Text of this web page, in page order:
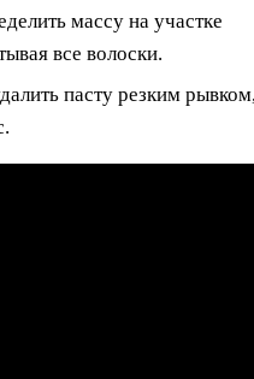
массу на участке
все волоски.
пасту резким